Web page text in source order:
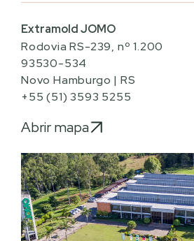
Extramold JOMO
Rodovia RS-239, nº 1.200
93530-534
Novo Hamburgo | RS
+55 (51) 3593 5255
Abrir mapa